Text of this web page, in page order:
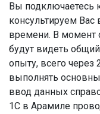
Вы подключаетесь
консультируем
времени. В момент
будут видеть
опыту, всего
выполнять
ввод данных
1С в Арамиле